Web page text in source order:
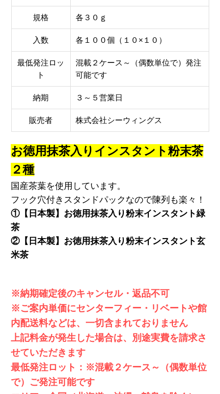
規格 各３０ｇ
入数 各１００個（１０×１０）
最低発注ロッ
ト
混載２ケース～（偶数単位で）発注
可能です
納期 ３～５営業日
販売者 株式会社シーウィングス
お徳用抹茶入りインスタント粉末茶
２種
国産茶葉を使用しています。
フック穴付きスタンドパックなので陳列も楽々！
①【日本製】お徳用抹茶入り粉末インスタント緑
茶
②【日本製】お徳用抹茶入り粉末インスタント玄
米茶
※納期確定後のキャンセル・返品不可
※ご案内単価にセンターフィー・リベートや館
内配送料などは、一切含まれておりません
上記料金が発生した場合は、別途実費を請求さ
せていただきます
最低発注ロット：※混載２ケース～（偶数単位
で）ご発注可能です